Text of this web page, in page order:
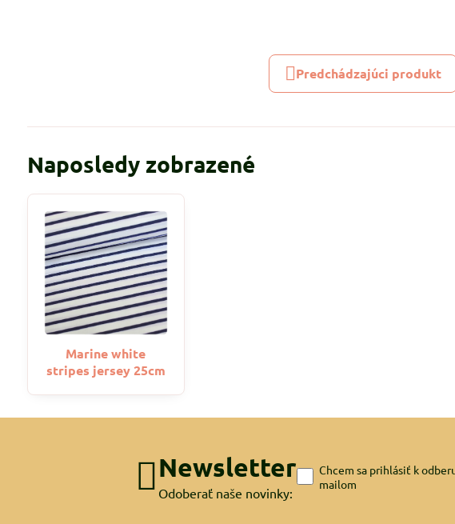
Predchádzajúci produkt
Naposledy zobrazené
Marine white
stripes jersey 25cm
Newsletter
Odoberať naše novinky:
Chcem sa prihlásiť k
mailom